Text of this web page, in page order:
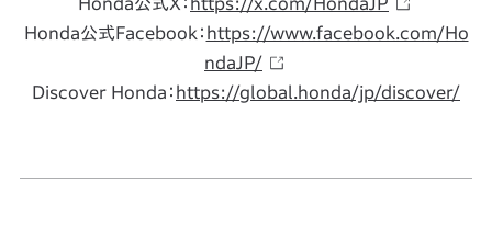
Honda公式Facebook： https://www.facebook.com/Ho
ndaJP/
Discover Honda： https://global.honda/jp/discover/